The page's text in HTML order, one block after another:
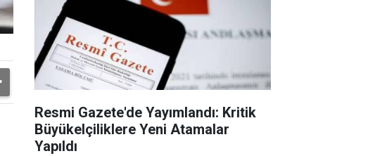
Resmi Gazete'de Yayımlandı: Kritik
Büyükelçiliklere Yeni Atamalar
Yapıldı